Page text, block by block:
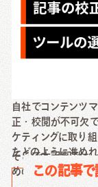
Local
自社でコンテンツ
正・校閲が不可欠
ケティングに取り
たどのように進め
そこで本記事では
めのツールについ
この記事